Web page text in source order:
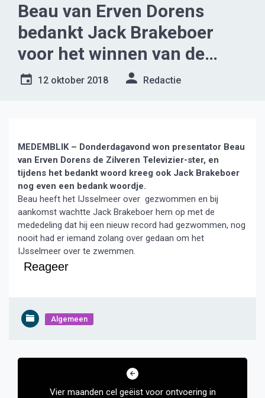
Beau van Erven Dorens
bedankt Jack Brakeboer
voor het winnen van de
Zilveren Televizier-ster.
12 oktober 2018 Redactie
MEDEMBLIK – Donderdagavond won presentator Beau
van Erven Dorens de Zilveren Televizier-ster, en
tijdens het bedankt woord kreeg ook Jack Brakeboer
nog even een bedank woordje.
Beau heeft het IJsselmeer over gezwommen en bij
aankomst wachtte Jack Brakeboer hem op met de
mededeling dat hij een nieuw record had gezwommen, nog
nooit had er iemand zolang over gedaan om het
IJsselmeer over te zwemmen.
Reageer
Algemeen
Bericht
Vier maanden cel geëist voor ontvoering in